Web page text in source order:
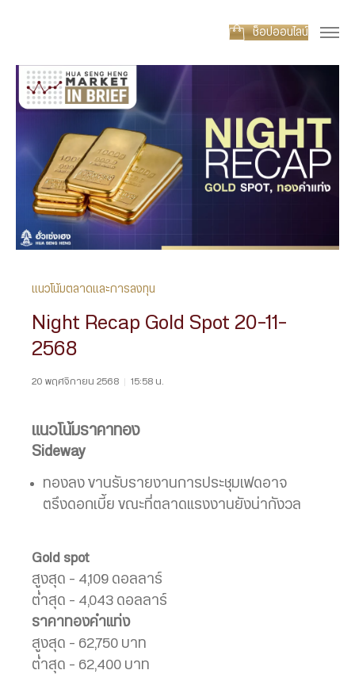
ช็อปออนไลน์
แนวโน้มตลาดและการลงทุน
Night Recap Gold Spot 20-11-
2568
20 พฤศจิกายน 2568 | 15:58 น.
แนวโน้มราคาทอง
Sideway
ทองลง ขานรับรายงานการประชุมเฟดอาจ
ตรึงดอกเบี้ย ขณะที่ตลาดแรงงานยังน่ากังวล
Gold spot
สูงสุด – 4,109 ดอลลาร์
ต่ำสุด – 4,043 ดอลลาร์
ราคาทองคำแท่ง
สูงสุด – 62,750 บาท
ต่ำสุด – 62,400 บาท